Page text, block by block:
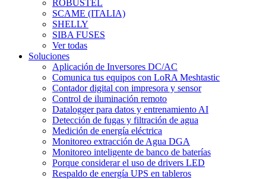
ROBUSTEL
SCAME (ITALIA)
SHELLY
SIBA FUSES
Ver todas
Soluciones
Aplicación de Inversores DC/AC
Comunica tus equipos con LoRA Meshtastic
Contador digital con impresora y sensor
Control de iluminación remoto
Datalogger para datos y entrenamiento AI
Detección de fugas y filtración de agua
Medición de energía eléctrica
Monitoreo extracción de Agua DGA
Monitoreo inteligente de banco de baterías
Porque considerar el uso de drivers LED
Respaldo de energía UPS en tableros